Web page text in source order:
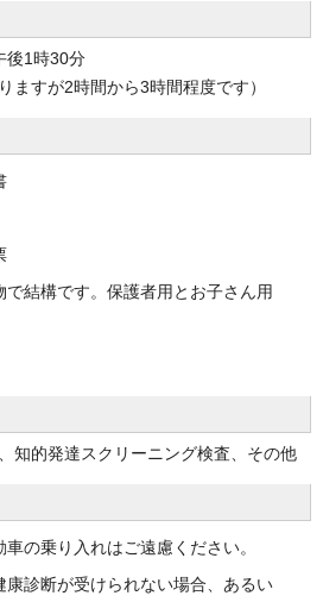
後1時30分
ますが2時間から3時間程度です）
結構です。保護者用とお子さん用
知的発達スクリーニング検査、その他
の乗り入れはご遠慮ください。
康診断が受けられない場合、あるい